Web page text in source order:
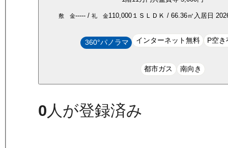
敷 金-----/ 礼 金110,000１ＳＬＤＫ / 66.36㎡ 入居日
360°パノラマ インターネット無料 P空き
都市ガス 南向き
0 人が登録済み